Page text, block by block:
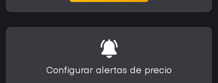
Configurar alertas de precio